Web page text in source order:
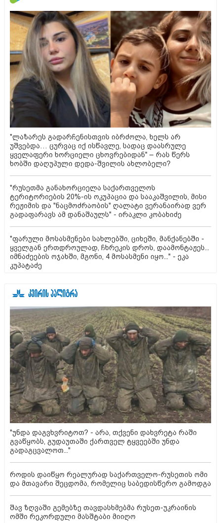
"ლაზარეს გადარჩენისთვის იბრძოლა, ხელს არ
უშვებდა… ცურვაც იქ ისწავლე, სადაც დაასრულე
ყველაფერი ხორციელი ცხოვრებიდან" – რას წერს
ხობში დაღუპული დედა-შვილის ახლობელი?
"რუსეთმა განახორციელა საქართველოს
ტერიტორიების 20%-ის ოკუპაცია და სააკაშვილის, მისი
რეჟიმის და "ნაცმოძრაობის" ღალატი ვერანაირად ვერ
გადაფარავს ამ დანაშაულს" - ირაკლი კობახიძე
"ფარული მოსასმენები სახლებში, ციხეში, მანქანებში -
ყველგან ერთდროულად, ჩხრეკის დროს, დაამონტაჟეს...
იმნაძეების ოჯახში, მგონი, 4 მოსასმენი იყო..." - ეკა
კუპატაძე
"უნდა დაგვხვრიტოთ? - არა, თქვენი დახვრეტა რაში
გვაწყობს, გუდაუთაში ქართველ ტყვეებში უნდა
გადაგცვალოთ..."
როდის დაიწყო რეალურად საქართველო-რუსეთის ომი
და მთავარი შეცდომა, რომელიც საბედისწერო გამოდგა
შავ ზღვაში გემებზე თავდასხმებმა რუსეთ-უკრაინის
ომში რეკორდული მასშტაბი მიიღო